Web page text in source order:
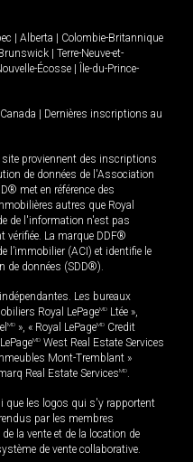
| Alberta | Colombie-Britannique
| Terre-Neuve-et-
Écosse | Île-du-Prince-
| Dernières inscriptions au
proviennent des inscriptions
de données de l'Association
met en référence des
autres que Royal
de l'information n'est pas
vérifiée. La marque DDF®
l’immobilier (ACI) et identifie le
de données (SDD®).
Les bureaux
Royal LePageMD Ltée »,
MD », « Royal LePageMD Credit
MD West Real Estate Services
Mont-Tremblant »
Real Estate ServicesMD
que les logos qui s'y rapportent
par les membres
la vente et de la location de
de vente collaborative.